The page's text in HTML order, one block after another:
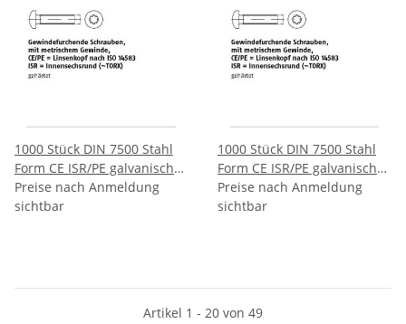
1000 Stück DIN 7500 Stahl
Form CE ISR/PE galvanisch
verzinkt Gewindefurchende
Schrauben ISR metr.
Preise nach Anmeldung
sichtbar
1000 Stück DIN 7500 Stahl
Form CE ISR/PE galvanisch
verzinkt Gewindefurchende
Schrauben ISR metr.
Preise nach Anmeldung
sichtbar
Artikel 1 - 20 von 49